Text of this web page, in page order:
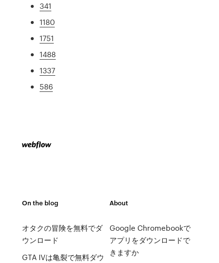
341
1180
1751
1488
1337
586
On the blog
オタクの冒険を無料でダ
ウンロード
GTA IVは亀裂で無料ダウ
About
Google Chromebookで
アプリをダウンロードで
きますか